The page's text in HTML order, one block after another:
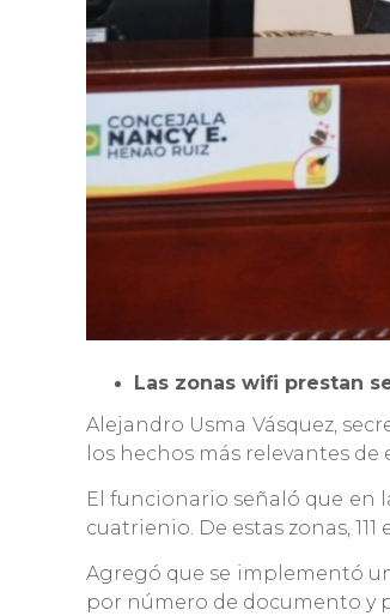
Las zonas wifi prestan
Alejandro Usma Vásquez,
los hechos más relevantes
El funcionario señaló que en
cuatrienio. De estas zonas,
Agregó que se implementó
por número de documento y